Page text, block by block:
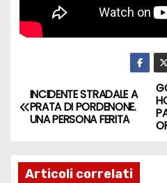
INCIDENTE STRADALE A
PRATA DI PORDENONE.
UNA PERSONA FERITA
Articoli correlati